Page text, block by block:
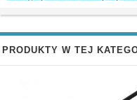
PRODUKTY W TEJ